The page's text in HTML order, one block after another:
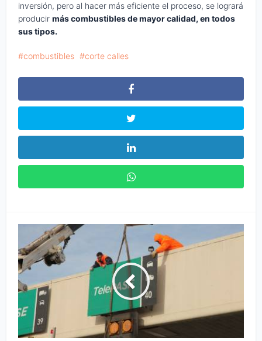
inversión, pero al hacer más eficiente el proceso, se logrará
producirmás combustibles de mayor calidad, en todos
sus tipos.
combustibles corte calles